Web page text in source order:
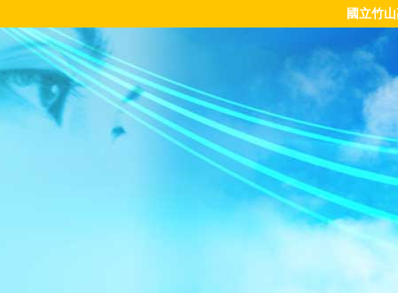
國立竹